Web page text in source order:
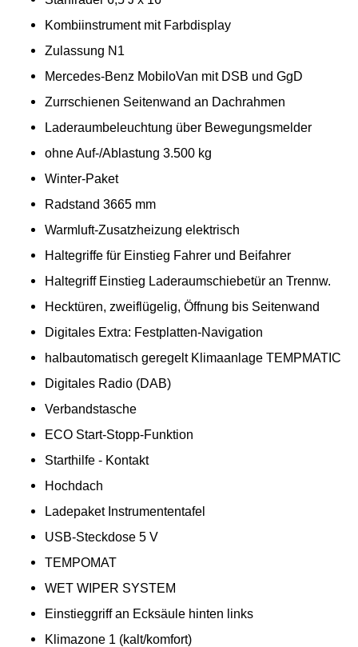
Kombiinstrument mit Farbdisplay
Zulassung N1
Mercedes-Benz MobiloVan mit DSB und GgD
Zurrschienen Seitenwand an Dachrahmen
Laderaumbeleuchtung über Bewegungsmelder
ohne Auf-/Ablastung 3.500 kg
Winter-Paket
Radstand 3665 mm
Warmluft-Zusatzheizung elektrisch
Haltegriffe für Einstieg Fahrer und Beifahrer
Haltegriff Einstieg Laderaumschiebetür an Trennw.
Hecktüren, zweiflügelig, Öffnung bis Seitenwand
Digitales Extra: Festplatten-Navigation
halbautomatisch geregelt Klimaanlage TEMPMATIC
Digitales Radio (DAB)
Verbandstasche
ECO Start-Stopp-Funktion
Starthilfe - Kontakt
Hochdach
Ladepaket Instrumententafel
USB-Steckdose 5 V
TEMPOMAT
WET WIPER SYSTEM
Einstieggriff an Ecksäule hinten links
Klimazone 1 (kalt/komfort)